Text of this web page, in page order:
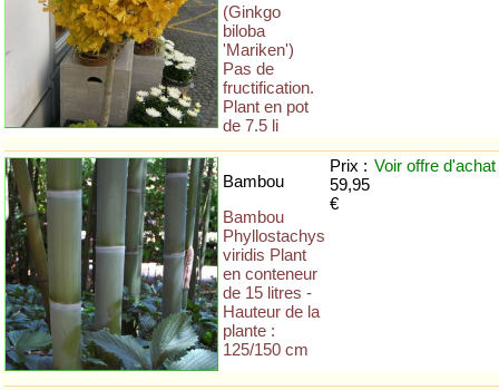
(Ginkgo
biloba
'Mariken')
Pas de
fructification.
Plant en pot
de 7.5 li
Bambou
Bambou
Phyllostachys
viridis Plant
en conteneur
de 15 litres -
Hauteur de la
plante :
125/150 cm
Prix :
59,95
€
Voir offre d'achat